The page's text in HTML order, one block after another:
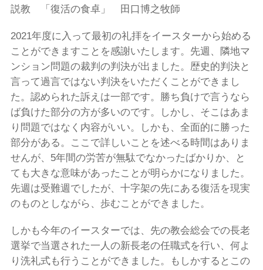
説教 「復活の食卓」 田口博之牧師
2021年度に入って最初の礼拝をイースターから始める
ことができますことを感謝いたします。先週、隣地マ
ンション問題の裁判の判決が出ました。歴史的判決と
言って過言ではない判決をいただくことができまし
た。認められた訴えは一部です。勝ち負けで言うなら
ば負けた部分の方が多いのです。しかし、そこはあま
り問題ではなく内容がいい。しかも、全面的に勝った
部分がある。ここで詳しいことを述べる時間はありま
せんが、5年間の労苦が無駄でなかったばかりか、と
ても大きな意味があったことが明らかになりました。
先週は受難週でしたが、十字架の先にある復活を現実
のものとしながら、歩むことができました。
しかも今年のイースターでは、先の教会総会での長老
選挙で当選された一人の新長老の任職式を行い、何よ
り洗礼式も行うことができました。もしかするとこの